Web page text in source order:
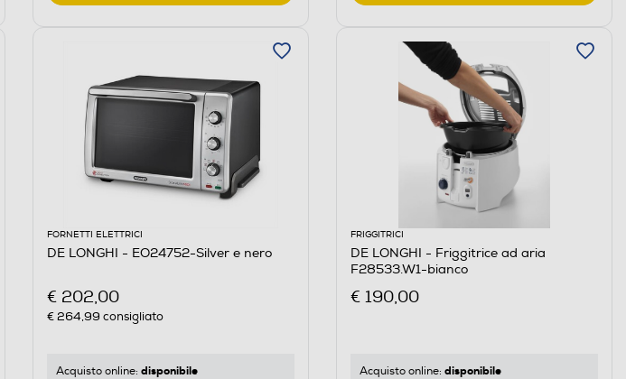
FORNETTI ELETTRICI
DE LONGHI - EO24752-Silver e nero
€ 202,00
€ 264,99 consigliato
Acquisto online: disponibile
FRIGGITRICI
DE LONGHI - Friggitrice ad aria
F28533.W1-bianco
€ 190,00
Acquisto online: disponibile